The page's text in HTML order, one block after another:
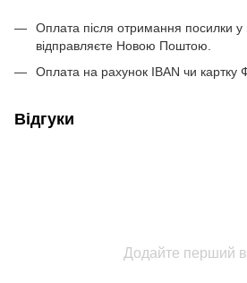
Оплата після отримання посилки у
відправляєте Новою Поштою.
Оплата на рахунок IBAN чи картку
Відгуки
Додайте перший